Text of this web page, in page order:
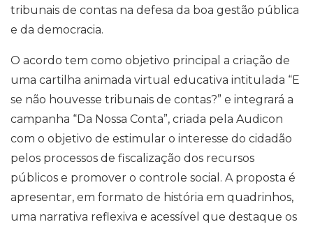
tribunais de contas na defesa da boa gestão pública
e da democracia.
O acordo tem como objetivo principal a criação de
uma cartilha animada virtual educativa intitulada “E
se não houvesse tribunais de contas?” e integrará a
campanha “Da Nossa Conta”, criada pela Audicon
com o objetivo de estimular o interesse do cidadão
pelos processos de fiscalização dos recursos
públicos e promover o controle social. A proposta é
apresentar, em formato de história em quadrinhos,
uma narrativa reflexiva e acessível que destaque os